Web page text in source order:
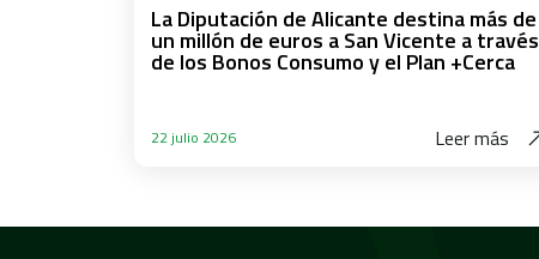
La Diputación de Alicante destina más de
un millón de euros a San Vicente a través
de los Bonos Consumo y el Plan +Cerca
22 julio 2026 Leer más